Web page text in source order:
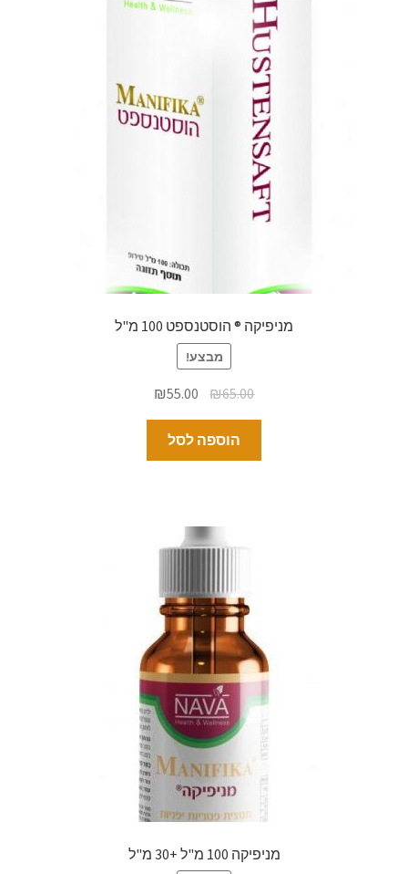
מניפיקה ® הוסטנספט 100 מ"ל
מבצע!
₪65.00
₪55.00
הוספה לסל
מניפיקה 100 מ"ל +30 מ"ל